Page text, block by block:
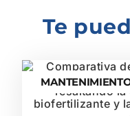
Te